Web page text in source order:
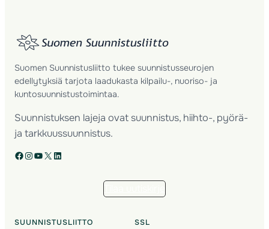
Suomen Suunnistusliitto tukee suunnistusseurojen
edellytyksiä tarjota laadukasta kilpailu-, nuoriso- ja
kuntosuunnistustoimintaa.
Suunnistuksen lajeja ovat suunnistus, hiihto-, pyörä-
ja tarkkuussuunnistus.
Facebook Instagram YouTube X LinkedIn
SUUNNISTUSLIITTO SSL